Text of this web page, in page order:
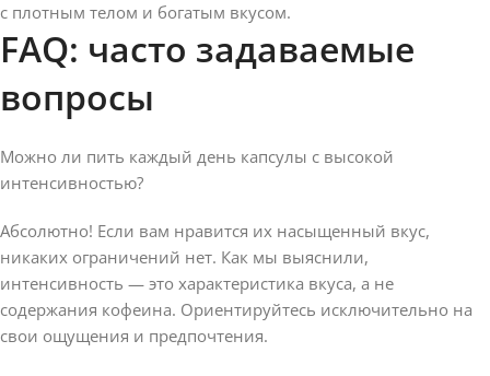
с плотным телом и богатым вкусом.
FAQ: часто задаваемые
вопросы
Можно ли пить каждый день капсулы с высокой
интенсивностью?
Абсолютно! Если вам нравится их насыщенный вкус,
никаких ограничений нет. Как мы выяснили,
интенсивность — это характеристика вкуса, а не
содержания кофеина. Ориентируйтесь исключительно на
свои ощущения и предпочтения.